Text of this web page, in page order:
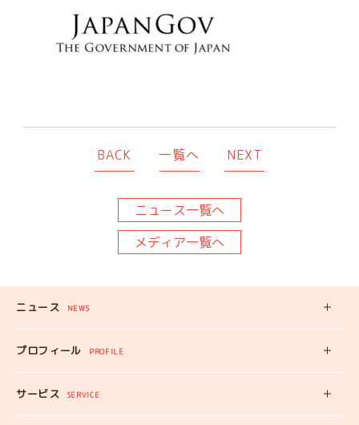
BACK 一覧へ NEXT
ニュース一覧へ
メディア一覧へ
ニュース NEWS
新着記事
プロフィール PROFILE
みいちゃんのプロフィール
みいちゃんママの
サービス SERVICE
スイーツ自販機